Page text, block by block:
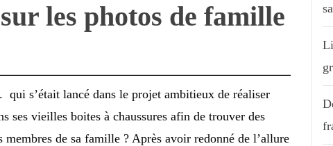
les photos de famille
s’était lancé dans le projet ambitieux de réaliser
ses vieilles boites à chaussures afin de trouver des
membres de sa famille ? Après avoir redonné de l’allure